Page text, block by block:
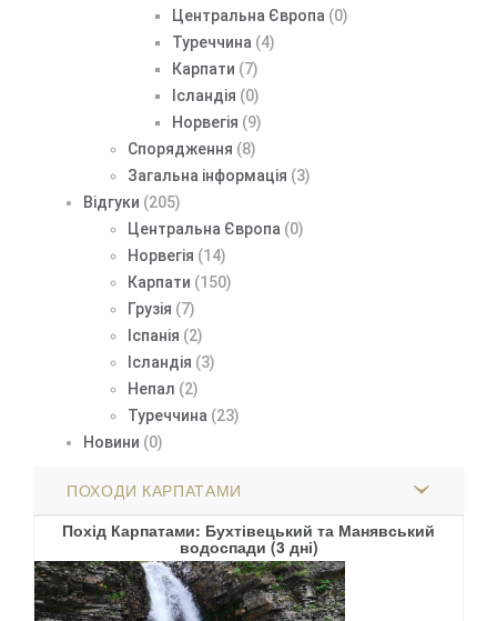
Центральна Європа (0)
Туреччина (4)
Карпати (7)
Ісландія (0)
Норвегія (9)
Спорядження (8)
Загальна інформація (3)
Відгуки (205)
Центральна Європа (0)
Норвегія (14)
Карпати (150)
Грузія (7)
Іспанія (2)
Ісландія (3)
Непал (2)
Туреччина (23)
Новини (0)
ПОХОДИ КАРПАТАМИ
Похід Карпатами: Бухтівецький та Манявський
водоспади (3 дні)